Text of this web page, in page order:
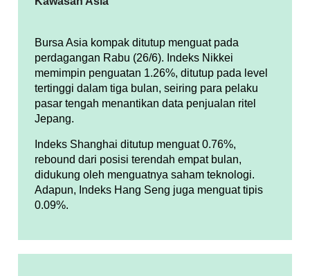
Bursa Asia kompak ditutup menguat pada
perdagangan Rabu (26/6). Indeks Nikkei
memimpin penguatan 1.26%, ditutup pada level
tertinggi dalam tiga bulan, seiring para pelaku
pasar tengah menantikan data penjualan ritel
Jepang.
Indeks Shanghai ditutup menguat 0.76%,
rebound dari posisi terendah empat bulan,
didukung oleh menguatnya saham teknologi.
Adapun, Indeks Hang Seng juga menguat tipis
0.09%.